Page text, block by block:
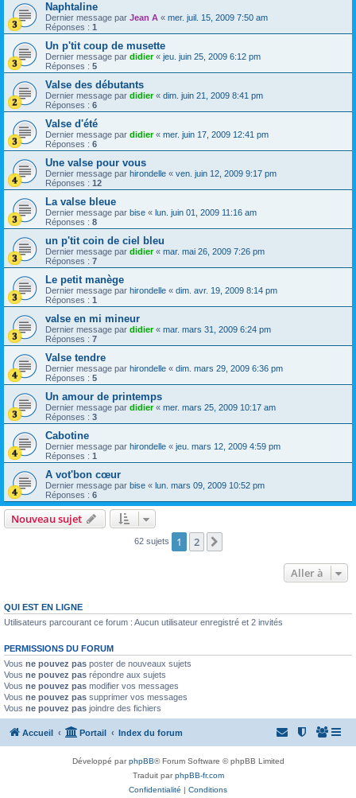
Naphtaline
Dernier message par Jean A « mer. juil. 15, 2009 7:50 am
Réponses : 1
Un p'tit coup de musette
Dernier message par didier« jeu. juin 25, 2009 6:12 pm
Réponses : 5
Valse des débutants
Dernier message par didier« dim. juin 21, 2009 8:41 pm
Réponses : 6
Valse d'été
Dernier message par didier« mer. juin 17, 2009 12:41 pm
Réponses : 6
Une valse pour vous
Dernier message par hirondelle « ven. juin 12, 2009 9:17 pm
Réponses : 12
La valse bleue
Dernier message par bise « lun. juin 01, 2009 11:16 am
Réponses : 8
un p'tit coin de ciel bleu
Dernier message par didier« mar. mai 26, 2009 7:26 pm
Réponses : 7
Le petit manège
Dernier message par hirondelle « dim. avr. 19, 2009 8:14 pm
Réponses : 1
valse en mi mineur
Dernier message par didier« mar. mars 31, 2009 6:24 pm
Réponses : 7
Valse tendre
Dernier message par hirondelle « dim. mars 29, 2009 6:36 pm
Réponses : 5
Un amour de printemps
Dernier message par didier« mer. mars 25, 2009 10:17 am
Réponses : 3
Cabotine
Dernier message par hirondelle « jeu. mars 12, 2009 4:59 pm
Réponses : 1
A vot'bon cœur
Dernier message par bise « lun. mars 09, 2009 10:52 pm
Réponses : 6
Nouveau sujet
62 sujets 1 2
Aller à
QUI EST EN LIGNE
Utilisateurs parcourant ce forum : Aucun utilisateur enregistré et 2 invités
PERMISSIONS DU FORUM
Vous ne pouvez pas poster de nouveaux sujets
Vous ne pouvez pas répondre aux sujets
Vous ne pouvez pas modifier vos messages
Vous ne pouvez pas supprimer vos messages
Vous ne pouvez pas joindre des fichiers
Accueil Portail Index du forum
Développé parphpBB® Forum Software © phpBB Limited
Traduit parphpBB-fr.com
Confidentialité | Conditions